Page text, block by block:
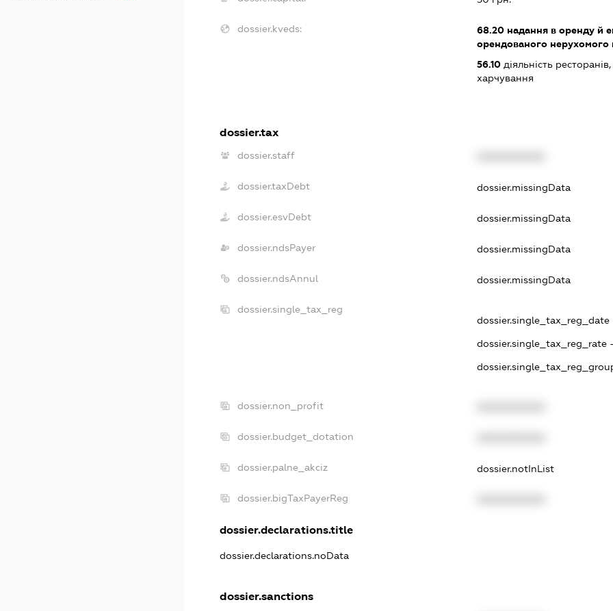
dossier.kveds: 68.20 надання в оренду й
орендованого нерухомого
56.10 діяльність
харчування
dossier.tax
dossier.staff
dossier.taxDebt dossier.missingData
dossier.esvDebt dossier.missingData
dossier.ndsPayer dossier.missingData
dossier.ndsAnnul dossier.missingData
dossier.single_tax_reg
dossier.single_tax_reg_date -
dossier.single_tax_reg_rate
dossier.non_profit
dossier.budget_dotation
dossier.palne_akciz dossier.notInList
dossier.bigTaxPayerReg
dossier.declarations.title
dossier.declarations.noData
dossier.sanctions